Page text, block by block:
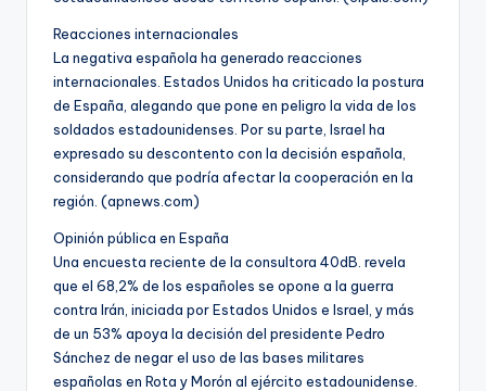
Reacciones internacionales
La negativa española ha generado reacciones
internacionales. Estados Unidos ha criticado la postura
de España, alegando que pone en peligro la vida de los
soldados estadounidenses. Por su parte, Israel ha
expresado su descontento con la decisión española,
considerando que podría afectar la cooperación en la
región. (apnews.com)
Opinión pública en España
Una encuesta reciente de la consultora 40dB. revela
que el 68,2% de los españoles se opone a la guerra
contra Irán, iniciada por Estados Unidos e Israel, y más
de un 53% apoya la decisión del presidente Pedro
Sánchez de negar el uso de las bases militares
españolas en Rota y Morón al ejército estadounidense.